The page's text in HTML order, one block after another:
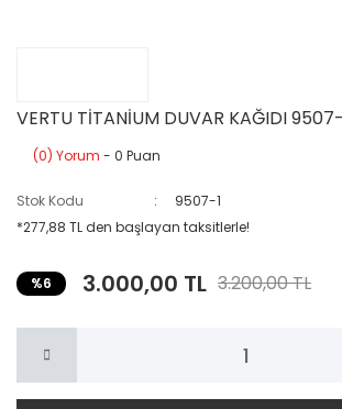
VERTU TİTANİUM DUVAR KAĞIDI
(0) Yorum - 0 Puan
Stok Kodu
9507-1
*277,88 TL den başlayan taksitlerle!
%6 3.000,00 TL 3.200,00 TL